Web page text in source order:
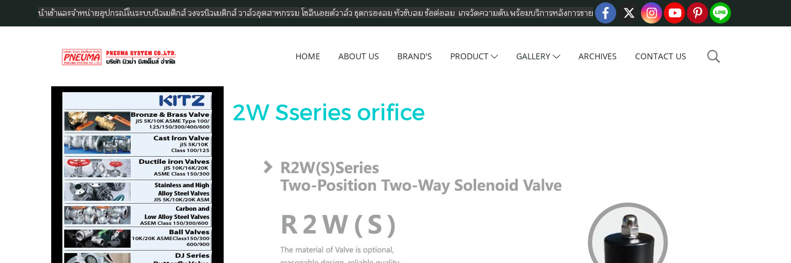
นำเข้าและจำหน่ายอุปกรณ์ในระบบนิวเมติกส์ วงจรนิวเมติกส์ วาล์วอุตสาหกรรม โซลีนอยด์วาล์ว ชุดกรองลม หัวขับลม ข้อต่อลม เกจวัดความดัน พร้อมบริการหลังการขาย
HOME ABOUT US BRAND'S PRODUCT GALLERY ARCHIVES CONTACT US
2W Sseries orifice